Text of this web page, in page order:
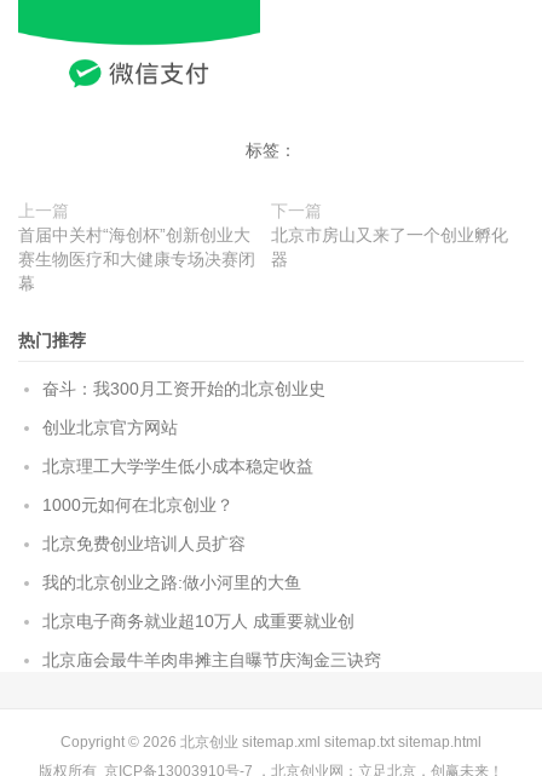
标签：
上一篇
首届中关村“海创杯”创新创业大
赛生物医疗和大健康专场决赛闭
幕
下一篇
北京市房山又来了一个创业孵化
器
热门推荐
奋斗：我300月工资开始的北京创业史
创业北京官方网站
北京理工大学学生低小成本稳定收益
1000元如何在北京创业？
北京免费创业培训人员扩容
我的北京创业之路:做小河里的大鱼
北京电子商务就业超10万人 成重要就业创
北京庙会最牛羊肉串摊主自曝节庆淘金三诀窍
Copyright © 2026 北京创业 sitemap.xml sitemap.txt sitemap.html
版权所有 京ICP备13003910号-7 ， 北京创业网 ：立足北京，创赢未来！